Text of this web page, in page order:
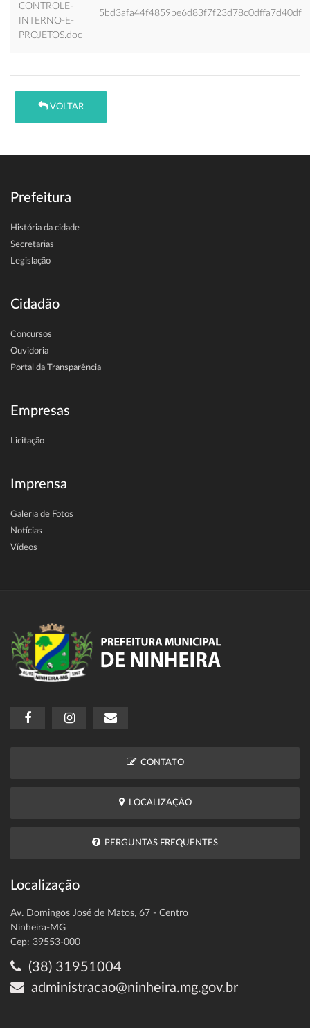
CONTROLE-
INTERNO-E-
PROJETOS.doc
5bd3afa44f4859be6d83f7f23d78c0dffa7d40df
VOLTAR
Prefeitura
História da cidade
Secretarias
Legislação
Cidadão
Concursos
Ouvidoria
Portal da Transparência
Empresas
Licitação
Imprensa
Galeria de Fotos
Notícias
Vídeos
CONTATO
LOCALIZAÇÃO
PERGUNTAS FREQUENTES
Localização
Av. Domingos José de Matos, 67 - Centro
Ninheira-MG
Cep: 39553-000
(38) 31951004
administracao@ninheira.mg.gov.br